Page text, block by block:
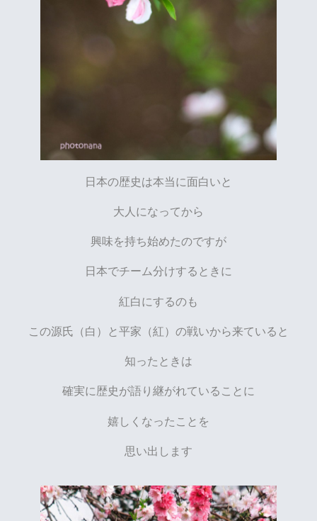
日本の歴史は本当に面白いと
大人になってから
興味を持ち始めたのですが
日本でチーム分けするときに
紅白にするのも
この源氏（白）と平家（紅）の戦いから来ていると
知ったときは
確実に歴史が語り継がれていることに
嬉しくなったことを
思い出します